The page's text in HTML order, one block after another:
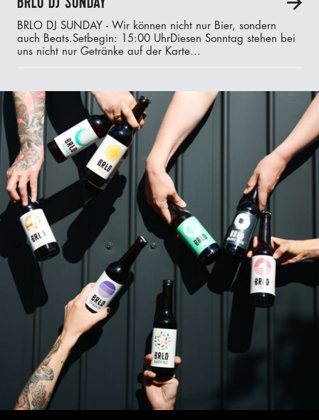
BRLO DJ SUNDAY - Wir können nicht nur Bier, sondern
auch Beats.‍Setbegin: 15:00 UhrDiesen Sonntag stehen bei
uns nicht nur Getränke auf der Karte...